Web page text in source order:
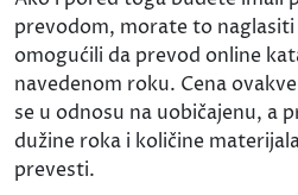
prevodom, morate to naglasiti
omogućili da prevod online
navedenom roku. Cena
se u odnosu na uobičajenu, a
dužine roka i količine
prevesti.